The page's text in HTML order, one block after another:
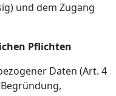
und dem Zugang
Pflichten
Daten (Art. 4